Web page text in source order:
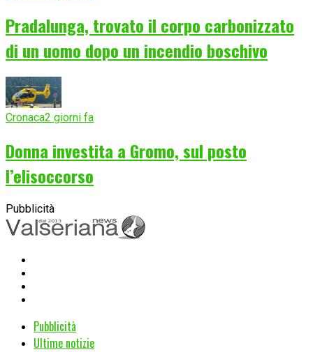
Pradalunga, trovato il corpo carbonizzato
di un uomo dopo un incendio boschivo
Cronaca2 giorni fa
Donna investita a Gromo, sul posto
l’elisoccorso
Pubblicità
Pubblicità
Ultime notizie